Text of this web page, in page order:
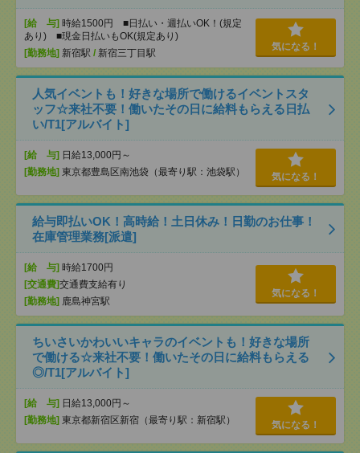
[給 与] 時給1500円 ■日払い・週払いOK！(規定
あり) ■現金日払いもOK(規定あり)
[勤務地] 新宿駅 / 新宿三丁目駅
気になる！
人気イベントも！好きな場所で働けるイベントスタ
ッフ☆来社不要！働いたその日に給料もらえる日払
い/T1[アルバイト]
[給 与] 日給13,000円～
[勤務地] 東京都豊島区南池袋（最寄り駅：池袋駅） 気になる！
給与即払いOK！高時給！土日休み！日勤のお仕事！
在庫管理業務[派遣]
[給 与] 時給1700円
[交通費]交通費支給有り
[勤務地] 鹿島神宮駅
気になる！
ちいさいかわいいキャラのイベントも！好きな場所
で働ける☆来社不要！働いたその日に給料もらえる
◎/T1[アルバイト]
[給 与] 日給13,000円～
[勤務地] 東京都新宿区新宿（最寄り駅：新宿駅） 気になる！